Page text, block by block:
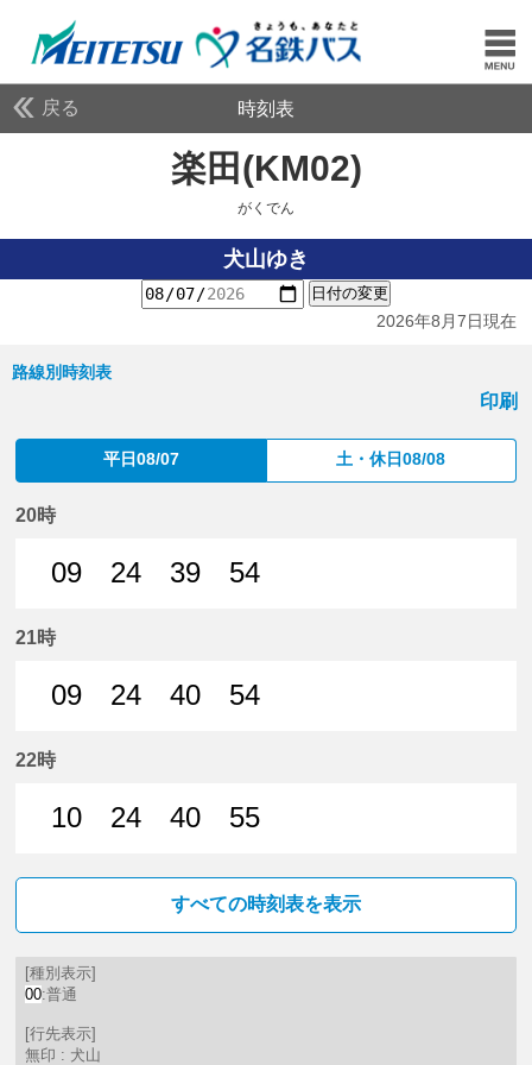
戻る 時刻表
楽田(KM02)
がくでん
犬山ゆき
日付の変更
2026年8月7日現在
路線別時刻表
印刷
平日08/07 土・休日08/08
20時
09
24
39
54
21時
09
24
40
54
22時
10
24
40
55
すべての時刻表を表示
[種別表示]
00:普通
[行先表示]
無印 : 犬山